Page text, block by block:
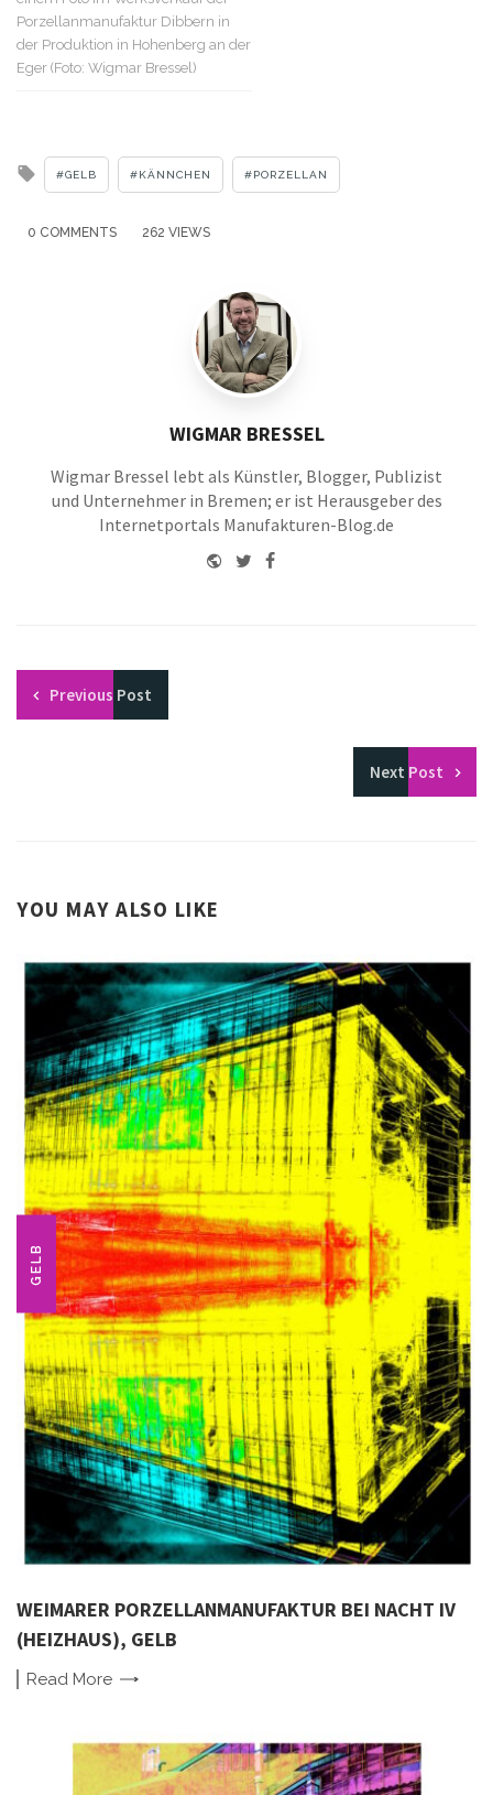
Porzellanmanufaktur Dibbern in
der Produktion in Hohenberg an der
Eger (Foto: Wigmar Bressel)
Tagged
GELB KÄNNCHEN PORZELLAN
0 COMMENTS 262 VIEWS
WIGMAR BRESSEL
Wigmar Bressel lebt als Künstler, Blogger, Publizist
und Unternehmer in Bremen; er ist Herausgeber des
Internetportals Manufakturen-Blog.de
WebsiteTwitterFacebook
Previous Post
Next Post
YOU MAY ALSO LIKE
GELB
WEIMARER PORZELLANMANUFAKTUR BEI NACHT IV
(HEIZHAUS), GELB
Read More